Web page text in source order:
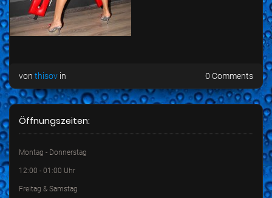
von thisov in 0 Comments
Öffnungszeiten:
Montag - Donnerstag
12:00 - 01:00 Uhr
Freitag & Samstag